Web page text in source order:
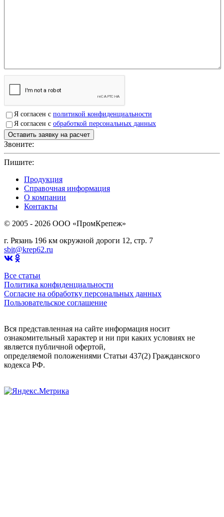
Я согласен с политикой конфиденциальности
Я согласен с обработкой персональных данных
Звоните:
Пишите:
Продукция
Справочная информация
О компании
Контакты
© 2005 - 2026 OOO «ПромКрепеж»
г. Рязань 196 км окружной дороги 12, стр. 7
sbit@krep62.ru
Все статьи
Политика конфиденциальности
Согласие на обработку персональных данных
Пользовательское соглашение
Вся представленная на сайте информация носит
ознакомительный характер и ни при каких условиях не
является публичной офертой,
определяемой положениями Статьи 437(2) Гражданского
кодекса РФ.